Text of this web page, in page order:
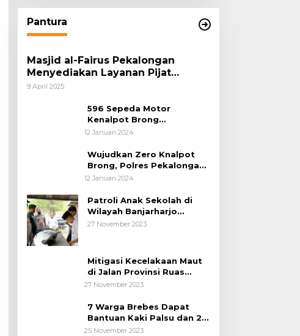
Pantura
Masjid al-Fairus Pekalongan
Menyediakan Layanan Pijat
hingga Potong Rambut Gratis bagi
9 April 2025
596 Sepeda Motor
Kenalpot Brong
Diamankan Polres
12 Januari 2024
Wujudkan Zero Knalpot
Brong, Polres Pekalongan
Kota Berikan Edukasi
12 Januari 2024
Patroli Anak Sekolah di
Wilayah Banjarharjo
Brebes
27 November 2023
Mitigasi Kecelakaan Maut
di Jalan Provinsi Ruas
Banjarharjo-Salem
27 November 2023
7 Warga Brebes Dapat
Bantuan Kaki Palsu dan 2
Operasi Bibir Sumbing
25 November 2023